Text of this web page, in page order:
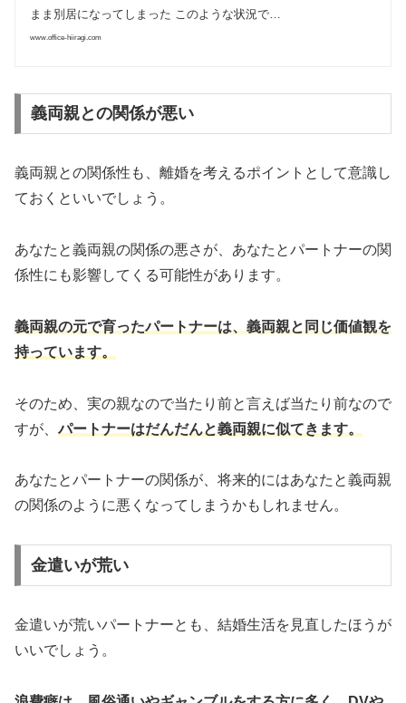
まま別居になってしまった このような状況で…
www.office-hiiragi.com
義両親との関係が悪い
義両親との関係性も、離婚を考えるポイントとして意識し
ておくといいでしょう。
あなたと義両親の関係の悪さが、あなたとパートナーの関
係性にも影響してくる可能性があります。
義両親の元で育ったパートナーは、義両親と同じ価値観を
持っています。
そのため、実の親なので当たり前と言えば当たり前なので
すが、パートナーはだんだんと義両親に似てきます。
あなたとパートナーの関係が、将来的にはあなたと義両親
の関係のように悪くなってしまうかもしれません。
金遣いが荒い
金遣いが荒いパートナーとも、結婚生活を見直したほうが
いいでしょう。